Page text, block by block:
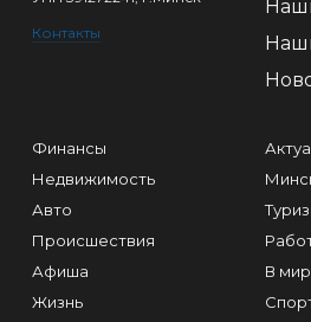
Контакты
Финансы
Недвижимость
Авто
Происшествия
Афиша
Жизнь
В